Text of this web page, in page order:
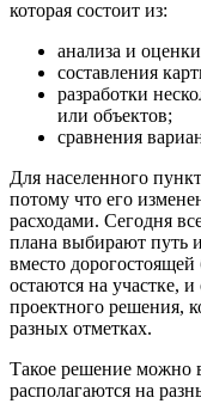
которая состоит из:
анализа и
составления
разработки
или объектов;
сравнения
Для населенного
потому что его
расходами. Сегодня
плана выбирают путь
вместо
остаются на участке,
проектного решения,
разных отметках.
Такое решение можно
располагаются на